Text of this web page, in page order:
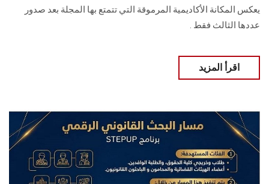
يعكس المكانة الأكاديمية المرموقة التي تتمتع بها المجلة بعد صدور
عددها الثالث فقط .
اقرأ المزيد